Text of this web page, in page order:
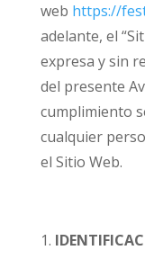
web https://
adelante, el
expresa y sin
del presente
cumplimiento
cualquier
el Sitio Web.